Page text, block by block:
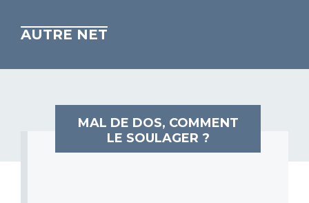
AUTRE NET
MAL DE DOS, COMMENT
LE SOULAGER ?